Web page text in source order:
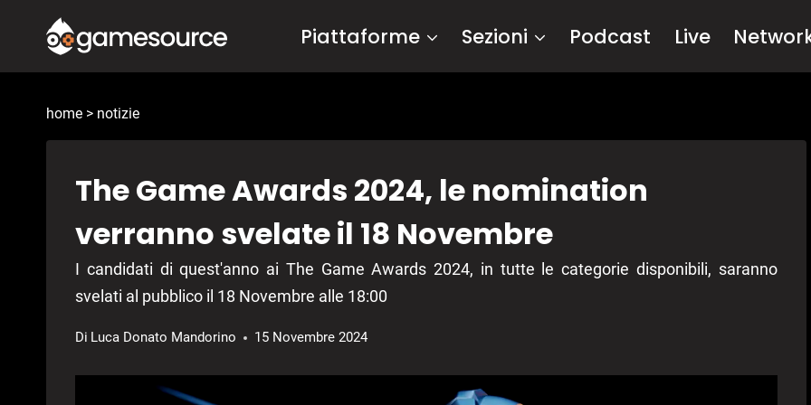
contenuto
Piattaforme Sezioni Podcast Live
home > notizie
The Game Awards 2024, le nomination
verranno svelate il 18 Novembre
I candidati di quest'anno ai The Game Awards 2024, in tutte le categorie disponibili, saranno
svelati al pubblico il 18 Novembre alle 18:00
Di Luca Donato Mandorino 15 Novembre 2024